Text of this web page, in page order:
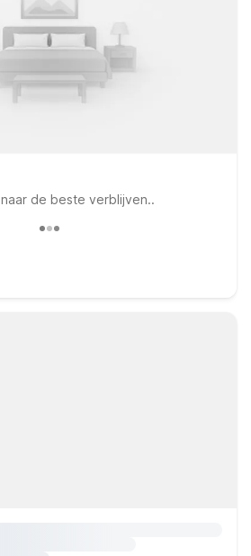
de beste verblijven..